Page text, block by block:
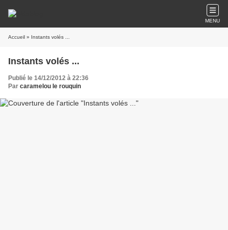
MENU
Accueil » Instants volés ...
Instants volés ...
Publié le 14/12/2012 à 22:36
Par caramelou le rouquin